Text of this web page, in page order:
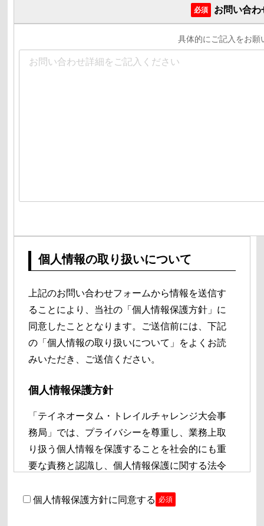
必須 お問い合わ
具体的にご記入をお願
個人情報の取り扱いについて
上記のお問い合わせフォームから情報を送信す
ることにより、当社の「個人情報保護方針」に
同意したこととなります。ご送信前には、下記
の「個人情報の取り扱いについて」をよくお読
みいただき、ご送信ください。
個人情報保護方針
「テイネオータム・トレイルチャレンジ大会事
務局」では、プライバシーを尊重し、業務上取
り扱う個人情報を保護することを社会的にも重
要な責務と認識し、個人情報保護に関する法令
め、個人情報保護の徹底に取組んでまいりま
個人情報保護方針に同意する 必須